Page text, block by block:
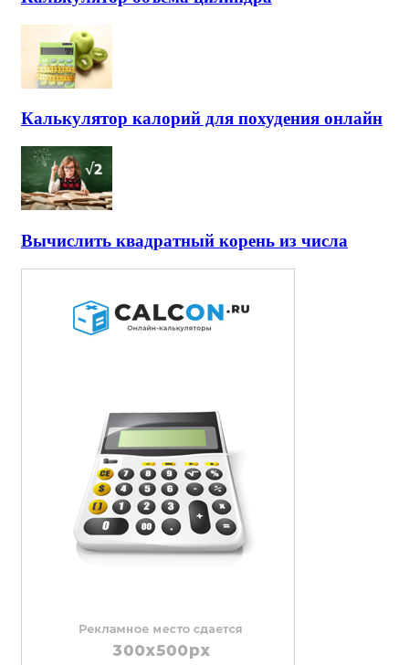
Калькулятор калорий для похудения онлайн
Вычислить квадратный корень из числа